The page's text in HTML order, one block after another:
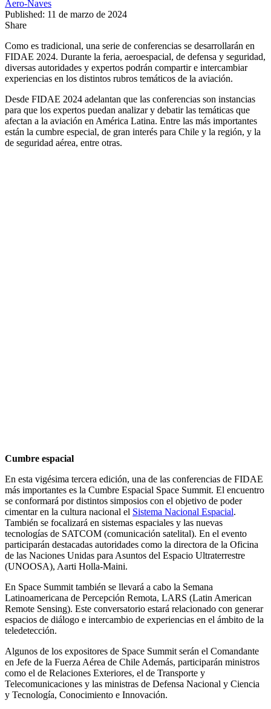
Aero-Naves
Published: 11 de marzo de 2024
Share
Como es tradicional, una serie de conferencias se desarrollarán en
FIDAE 2024. Durante la feria, aeroespacial, de defensa y seguridad,
diversas autoridades y expertos podrán compartir e intercambiar
experiencias en los distintos rubros temáticos de la aviación.
Desde FIDAE 2024 adelantan que las conferencias son instancias
para que los expertos puedan analizar y debatir las temáticas que
afectan a la aviación en América Latina. Entre las más importantes
están la cumbre especial, de gran interés para Chile y la región, y la
de seguridad aérea, entre otras.
Cumbre espacial
En esta vigésima tercera edición, una de las conferencias de FIDAE
más importantes es la Cumbre Espacial Space Summit. El encuentro
se conformará por distintos simposios con el objetivo de poder
cimentar en la cultura nacional el Sistema Nacional Espacial.
También se focalizará en sistemas espaciales y las nuevas
tecnologías de SATCOM (comunicación satelital). En el evento
participarán destacadas autoridades como la directora de la Oficina
de las Naciones Unidas para Asuntos del Espacio Ultraterrestre
(UNOOSA), Aarti Holla-Maini.
En Space Summit también se llevará a cabo la Semana
Latinoamericana de Percepción Remota, LARS (Latin American
Remote Sensing). Este conversatorio estará relacionado con generar
espacios de diálogo e intercambio de experiencias en el ámbito de la
teledetección.
Algunos de los expositores de Space Summit serán el Comandante
en Jefe de la Fuerza Aérea de Chile Además, participarán ministros
como el de Relaciones Exteriores, el de Transporte y
Telecomunicaciones y las ministras de Defensa Nacional y Ciencia
y Tecnología, Conocimiento e Innovación.